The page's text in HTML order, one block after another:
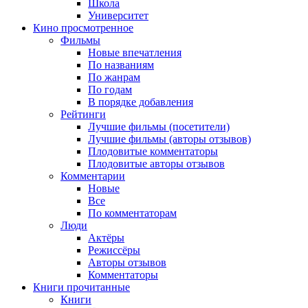
Школа
Университет
Кино просмотренное
Фильмы
Новые впечатления
По названиям
По жанрам
По годам
В порядке добавления
Рейтинги
Лучшие фильмы (посетители)
Лучшие фильмы (авторы отзывов)
Плодовитые комментаторы
Плодовитые авторы отзывов
Комментарии
Новые
Все
По комментаторам
Люди
Актёры
Режиссёры
Авторы отзывов
Комментаторы
Книги прочитанные
Книги